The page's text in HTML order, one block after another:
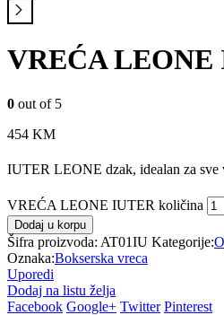
VREĆA LEONE
0 out of 5
454 KM
IUTER LEONE dzak, idealan za sve
VREĆA LEONE IUTER količina
Dodaj u korpu
Šifra proizvoda: AT01IU Kategorije:
Oznaka:Bokserska vreca
Uporedi
Dodaj na listu želja
Facebook Google+ Twitter Pinterest